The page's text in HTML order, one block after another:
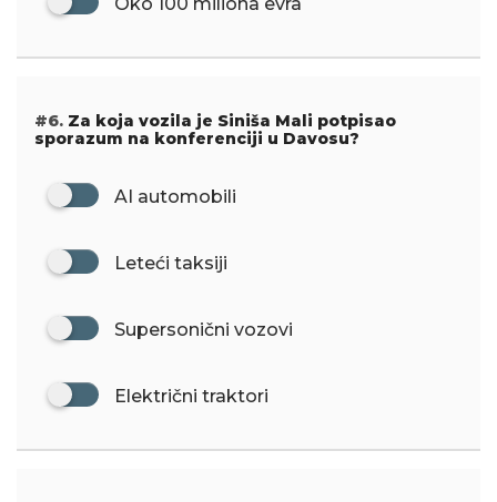
#6. Za koja vozila je Siniša Mali potpisao
sporazum na konferenciji u Davosu?
AI automobili
Leteći taksiji
Supersonični vozovi
Električni traktori